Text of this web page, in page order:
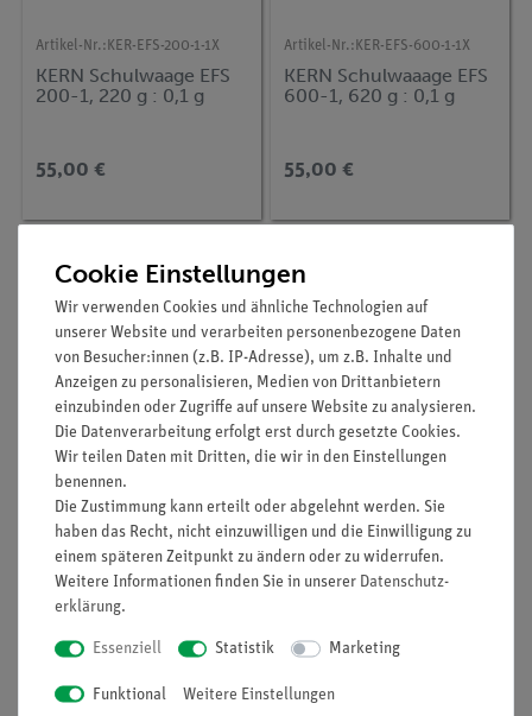
Artikel-Nr.: KER-EFS-200-1-1X
KERN Schulwaage EFS
200-1, 220 g : 0,1 g
55,00 €
Artikel-Nr.: KER-EFS-600-1-1X
KERN Schulwaaage EFS
600-1, 620 g : 0,1 g
55,00 €
Artikel-Nr.:ADA-HCB-6001
Präzisionswaage, AE
ADAM HCB 6001, 6.000
g : 0,1 g, Modell
Highland
395,00 €
Taschenwaage 300 g :
0,01 g
Cookie Einstellungen
Wir verwenden Cookies und ähnliche Technologien auf
unserer Website und verarbeiten personenbezogene Daten
von Besucher:innen (z.B. IP-Adresse), um z.B. Inhalte und
Anzeigen zu personalisieren, Medien von Drittanbietern
einzubinden oder Zugriffe auf unsere Website zu analysieren.
Die Datenverarbeitung erfolgt erst durch gesetzte Cookies.
Wir teilen Daten mit Dritten, die wir in den Einstellungen
benennen.
Die Zustimmung kann erteilt oder abgelehnt werden. Sie
haben das Recht, nicht einzuwilligen und die Einwilligung zu
einem späteren Zeitpunkt zu ändern oder zu widerrufen.
Weitere Informationen finden Sie in unserer Daten­schutz­
erklärung.
Essenziell Statistik Marketing
Funktional Weitere Einstellungen